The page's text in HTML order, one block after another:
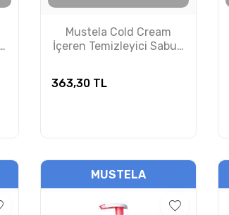
Mustela Cold Cream
İçeren Temizleyici Sabun
363,30 TL
MUSTELA